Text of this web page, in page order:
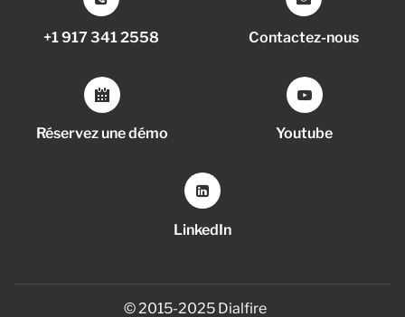
+1 917 341 2558 Contactez-nous
Réservez une démo Youtube
LinkedIn
© 2015-2025 Dialfire